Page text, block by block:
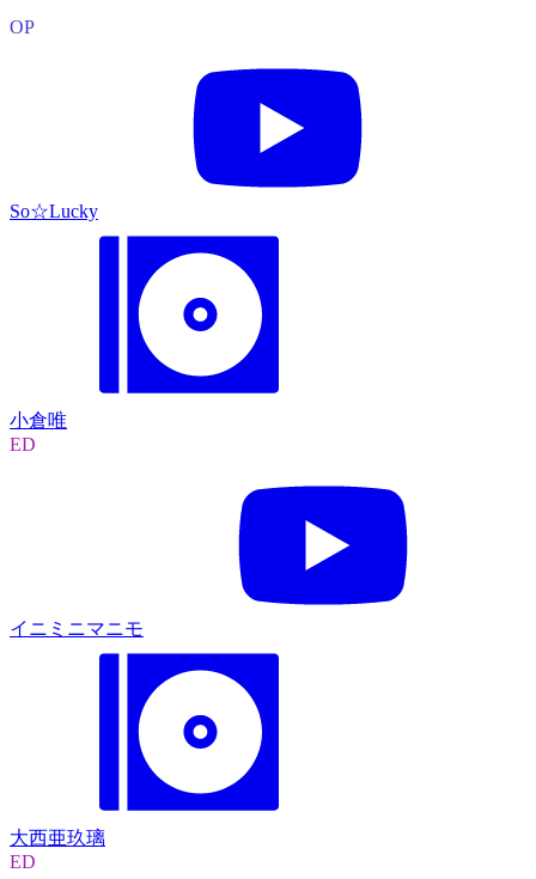
OP
So☆Lucky
小倉唯
ED
イニミニマニモ
大西亜玖璃
ED